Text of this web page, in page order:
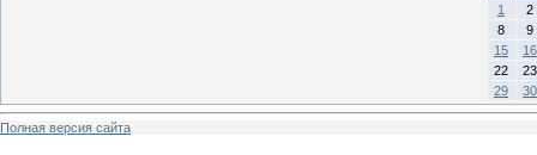
1
2
8
9
15
16
22
23
29
30
Полная версия сайта